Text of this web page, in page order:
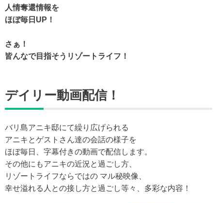
人情奪還情報を
ほぼ毎日UP！
さぁ！
皆んなで目指そうリゾートライフ！
デイリー動画配信！
バリ島アニキ邸にて繰り広げられる
アニキとゲストさん達の会話の様子を
ほぼ毎日、字幕付きの動画で配信します。
その他にもアニキの近況と過ごし方、
リゾートライフならではの マル秘映像、
幸せ溢れる人との接し方と過ごし等々、多彩な内容！